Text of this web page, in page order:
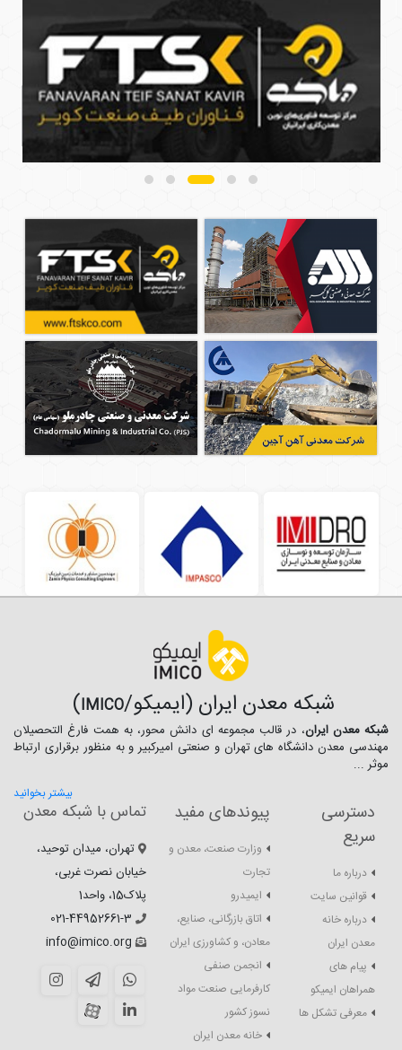
شبکه معدن ایران (ایمیکو/IMICO
)
شبکه معدن ایران، در قالب مجموعه ای دانش محور، به همت فارغ­ التحصیلان
مهندسی معدن دانشگاه ­های تهران و صنعتی امیرکبیر و به منظور برقراری ارتباط
موثر ...
بیشتر بخوانید
دسترسی
سریع
درباره ما
قوانین سایت
درباره خانه
معدن ایران
پیام های
همراهان ایمیکو
معرفی تشکل ها
پیوندهای مفید
وزارت صنعت، معدن و
تجارت
ایمیدرو
اتاق بازرگانی، صنایع،
معادن، و کشاورزی ایران
انجمن صنفی
کارفرمایی صنعت مواد
نسوز کشور
خانه معدن ایران
تماس با شبکه معدن
تهران، میدان توحید،
خیابان نصرت غربی،
پلاک15، واحد1
021-44952661-3
info@imico.org